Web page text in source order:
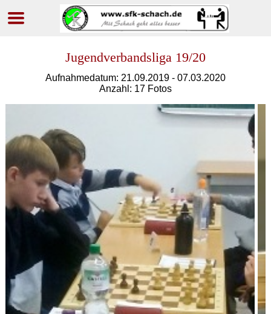
Jugendverbandsliga 19/20
Aufnahmedatum: 21.09.2019 - 07.03.2020
Anzahl: 17 Fotos